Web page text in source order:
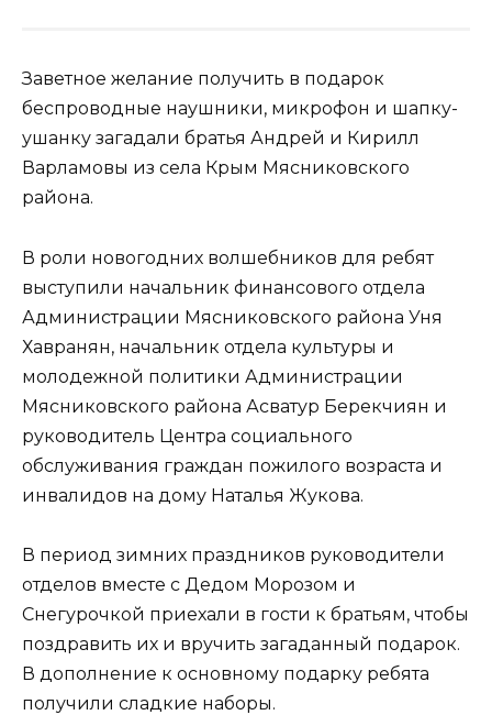
Заветное желание получить в подарок
беспроводные наушники, микрофон и шапку-
ушанку загадали братья Андрей и Кирилл
Варламовы из села Крым Мясниковского
района.
В роли новогодних волшебников для ребят
выступили начальник финансового отдела
Администрации Мясниковского района Уня
Хавранян, начальник отдела культуры и
молодежной политики Администрации
Мясниковского района Асватур Берекчиян и
руководитель Центра социального
обслуживания граждан пожилого возраста и
инвалидов на дому Наталья Жукова.
В период зимних праздников руководители
отделов вместе с Дедом Морозом и
Снегурочкой приехали в гости к братьям, чтобы
поздравить их и вручить загаданный подарок.
В дополнение к основному подарку ребята
получили сладкие наборы.